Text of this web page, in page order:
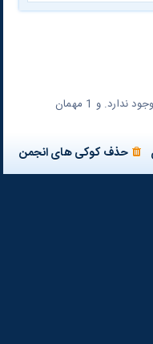
و 1 مهمان
حذف کوکی های انجمن